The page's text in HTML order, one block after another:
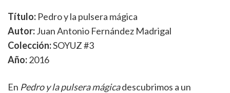
Título: Pedro y la pulsera mágica
Autor:Juan Antonio Fernández Madrigal
Colección:SOYUZ #3
Año:2016
En Pedro y la pulsera mágicadescubrimos a un